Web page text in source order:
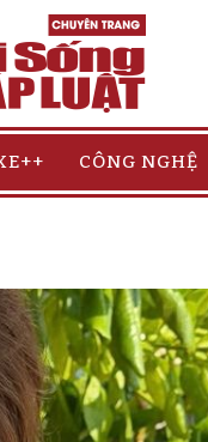
CÔNG NGHỆ